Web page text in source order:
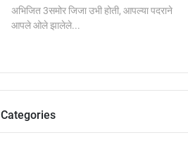
️अभिजित ️3समोर जिजा उभी होती, आपल्या पदराने
आपले ओले झालेले...
Categories